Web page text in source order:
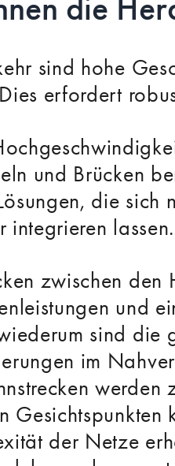
sind hohe
erfordert
und Brücken
die sich
integrieren lassen.
zwischen den
und
sind die
im
werden
der Netze